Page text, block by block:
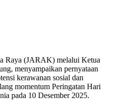
Raya (JARAK) melalui Ketua
menyampaikan pernyataan
kerawanan sosial dan
momentum Peringatan Hari
pada 10 Desember 2025.